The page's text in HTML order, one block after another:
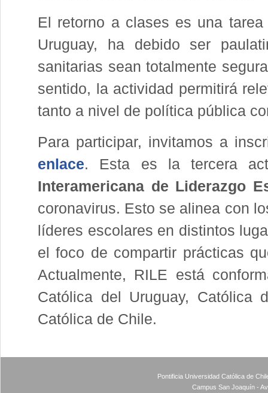
El retorno a clases es una
Uruguay, ha debido ser
sanitarias sean totalmente
sentido, la actividad permitirá
tanto a nivel de política pública
Para participar, invitamos a
enlace. Esta es la tercera
Interamericana de Liderazgo
coronavirus. Esto se alinea con
líderes escolares en distintos
el foco de compartir prácticas
Actualmente, RILE está
Católica del Uruguay, Católica
Católica de Chile.
Pontificia Universidad Católica de
Campus San Joaquín -